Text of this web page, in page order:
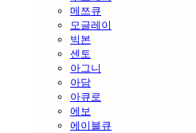
메쯔큐
모글레이
빅본
센토
아그니
아담
아큐로
에보
에이블큐